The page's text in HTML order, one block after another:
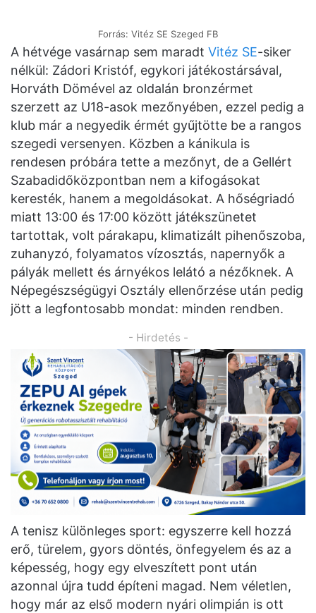
Forrás: Vitéz SE Szeged FB
A hétvége vasárnap sem maradt Vitéz SE-siker
nélkül: Zádori Kristóf, egykori játékostársával,
Horváth Dömével az oldalán bronzérmet
szerzett az U18-asok mezőnyében, ezzel pedig a
klub már a negyedik érmét gyűjtötte be a rangos
szegedi versenyen. Közben a kánikula is
rendesen próbára tette a mezőnyt, de a Gellért
Szabadidőközpontban nem a kifogásokat
keresték, hanem a megoldásokat. A hőségriadó
miatt 13:00 és 17:00 között játékszünetet
tartottak, volt párakapu, klimatizált pihenőszoba,
zuhanyzó, folyamatos vízosztás, napernyők a
pályák mellett és árnyékos lelátó a nézőknek. A
Népegészségügyi Osztály ellenőrzése után pedig
jött a legfontosabb mondat: minden rendben.
- Hirdetés -
A tenisz különleges sport: egyszerre kell hozzá
erő, türelem, gyors döntés, önfegyelem és az a
képesség, hogy egy elveszített pont után
azonnal újra tudd építeni magad. Nem véletlen,
hogy már az első modern nyári olimpián is ott